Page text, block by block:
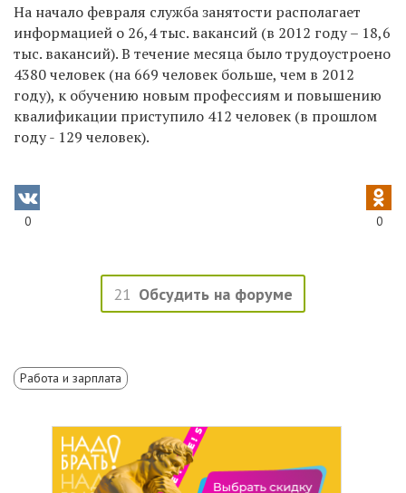
На начало февраля служба занятости располагает
информацией о 26,4 тыс. вакансий (в 2012 году – 18,6
тыс. вакансий). В течение месяца было трудоустроено
4380 человек (на 669 человек больше, чем в 2012
году), к обучению новым профессиям и повышению
квалификации приступило 412 человек (в прошлом
году - 129 человек).
0 0
21 Обсудить на форуме
Работа и зарплата